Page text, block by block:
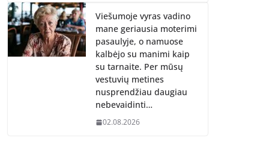
Viešumoje vyras vadino
mane geriausia moterimi
pasaulyje, o namuose
kalbėjo su manimi kaip
su tarnaite. Per mūsų
vestuvių metines
nusprendžiau daugiau
nebevaidinti…
02.08.2026